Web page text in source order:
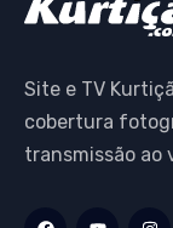
Site e TV
cobertura
transmissão ao